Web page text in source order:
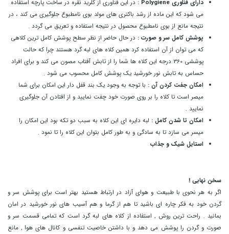
دارای فناوری Polygiene :
در این فناوری از کلرید نقره در ساخت پارچه استفاده
می شود که این ماده از رشد باکتری های مولد بوی نامطبوع جلوگیری می کند ، در
نتیجه مانع از بوی نامطبوع محصول در نتیجه استفاده و تعریق می گردد .
پوشش کامل سر و صورت : در حال حاضر از نظر سطح پوشش کامل ترین کلاهی
که می توان از آن استفاده کرد همین کلاه های لبه گرد هستند چرا که حالت
پوششی 360 درجه این کلاه ها شما را از تابش آفتاب مصون می کند و برای افراد
حساس به تابش نور خورشید یک پوشش کامل محسوب می شود .
امکان جفت کردن آن : با توجه به وجود یک بند قفل دار این امکان برای شما
میصر است تا کلاه را بر روی صورت خود چفت نمایید و از افتادن آن جلوگیری
نمایید .
امکان تا شدن کامل : لبه دایره ای این کلاه به سبب دو تکه بود این امکان را
میسر می سازد تا به سادگی و به طور کامل بتوان این کلاه را تا نمود .
استایل شیک و جذاب
سخن نهایی !
اگر به هر نحوی با طبیعت و هوای آزاد در ارتباط هستید بهتر است برای پوشش سر و
گردن خود به فکر چاره ای باشید تا هم از گرما و هم آسیب های نور خورشید در امان
بمانید . راحت ترین روش , استفاده از کلاه های لبه گرد است که تمامی قسمت سر و
صورت و گردن را پوشش می دهد و با داشتن خاصیت تنفسی و کانال های هوا , مانع